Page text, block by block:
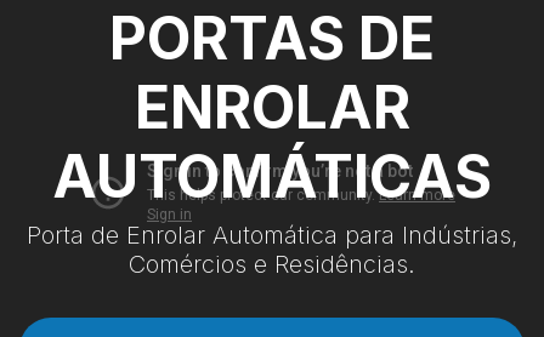
PORTAS DE
ENROLAR
AUTOMÁTICAS
Porta de Enrolar Automática para Indústrias,
Comércios e Residências.